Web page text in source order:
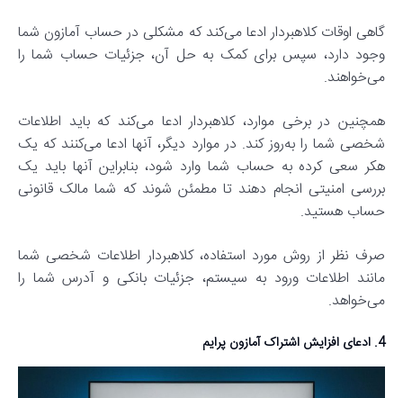
گاهی اوقات کلاهبردار ادعا می‌کند که مشکلی در حساب آمازون شما
وجود دارد، سپس برای کمک به حل آن، جزئیات حساب شما را
می‌خواهند.
همچنین در برخی موارد، کلاهبردار ادعا می‌کند که باید اطلاعات
شخصی شما را به‌روز کند. در موارد دیگر، آنها ادعا می‌کنند که یک
هکر سعی کرده به حساب شما وارد شود، بنابراین آنها باید یک
بررسی امنیتی انجام دهند تا مطمئن شوند که شما مالک قانونی
حساب هستید.
صرف نظر از روش مورد استفاده، کلاهبردار اطلاعات شخصی شما
مانند اطلاعات ورود به سیستم، جزئیات بانکی و آدرس شما را
می‌خواهد.
4. ادعای افزایش اشتراک آمازون پرایم